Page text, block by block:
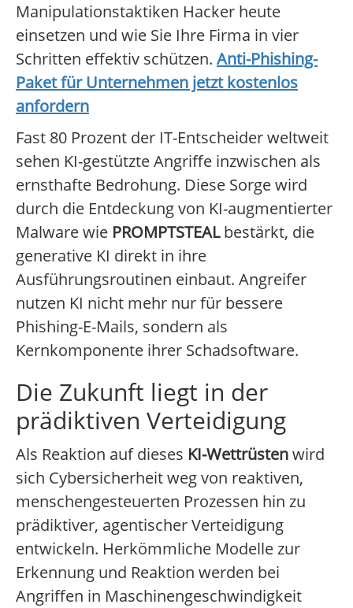
Manipulationstaktiken Hacker heute
einsetzen und wie Sie Ihre Firma in vier
Schritten effektiv schützen. Anti-Phishing-
Paket für Unternehmen jetzt kostenlos
anfordern
Fast 80 Prozent der IT-Entscheider weltweit
sehen KI-gestützte Angriffe inzwischen als
ernsthafte Bedrohung. Diese Sorge wird
durch die Entdeckung von KI-augmentierter
Malware wie PROMPTSTEALbestärkt, die
generative KI direkt in ihre
Ausführungsroutinen einbaut. Angreifer
nutzen KI nicht mehr nur für bessere
Phishing-E-Mails, sondern als
Kernkomponente ihrer Schadsoftware.
Die Zukunft liegt in der
prädiktiven Verteidigung
Als Reaktion auf dieses KI-Wettrüstenwird
sich Cybersicherheit weg von reaktiven,
menschengesteuerten Prozessen hin zu
prädiktiver, agentischer Verteidigung
entwickeln. Herkömmliche Modelle zur
Erkennung und Reaktion werden bei
Angriffen in Maschinengeschwindigkeit